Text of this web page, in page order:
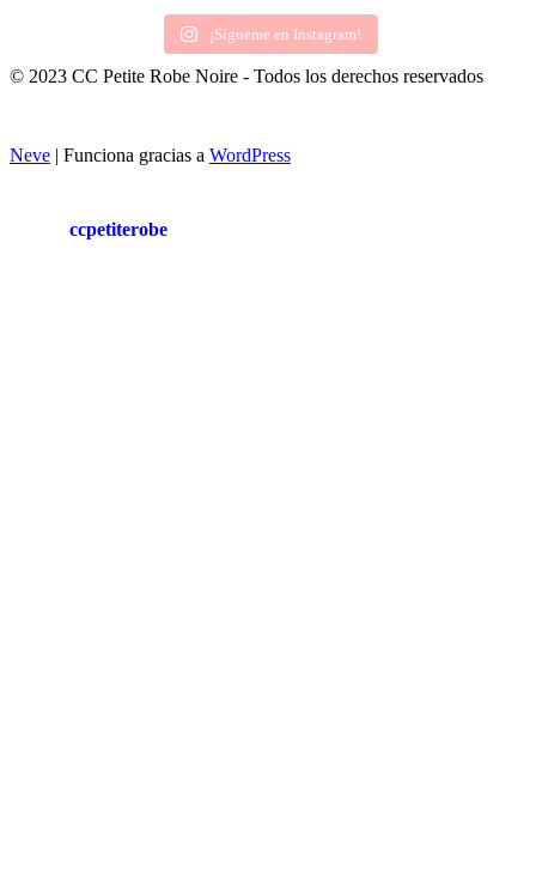
¡Sígueme en Instagram!
© 2023 CC Petite Robe Noire - Todos los derechos reservados
Neve | Funciona gracias a WordPress
ccpetiterobe